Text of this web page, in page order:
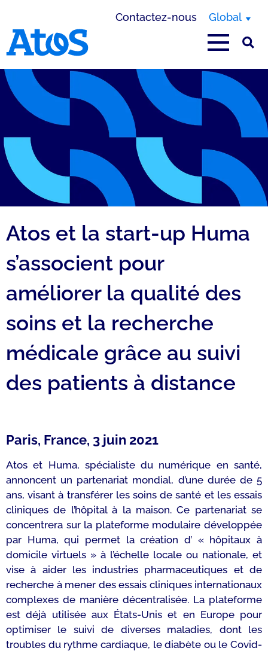
Contactez-nous Global
Atos et la start-up Huma
s’associent pour
améliorer la qualité des
soins et la recherche
médicale grâce au suivi
des patients à distance
Paris, France, 3 juin 2021
Atos et Huma, spécialiste du numérique en santé,
annoncent un partenariat mondial, d’une durée de 5
ans, visant à transférer les soins de santé et les essais
cliniques de l’hôpital à la maison. Ce partenariat se
concentrera sur la plateforme modulaire développée
par Huma, qui permet la création d’ « hôpitaux à
domicile virtuels » à l’échelle locale ou nationale, et
vise à aider les industries pharmaceutiques et de
recherche à mener des essais cliniques internationaux
complexes de manière décentralisée. La plateforme
est déjà utilisée aux États-Unis et en Europe pour
optimiser le suivi de diverses maladies, dont les
troubles du rythme cardiaque, le diabète ou le Covid-